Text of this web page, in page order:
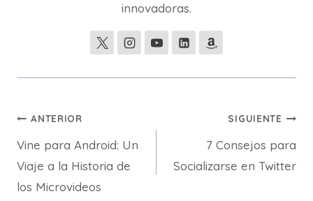
innovadoras.
Navegación
de
entradas
ANTERIOR
Vine para Android: Un
Viaje a la Historia de
los Microvideos
SIGUIENTE
7 Consejos para
Socializarse en Twitter